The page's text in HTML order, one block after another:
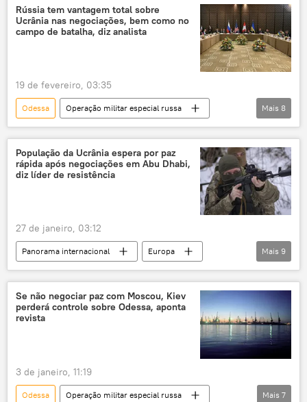
Ucrânia
Sputnik YouTube
Rússia tem vantagem total sobre
Ucrânia nas negociações, bem como no
campo de batalha, diz analista
19 de fevereiro, 03:35
Odessa
Operação militar especial russa
Rússia
Larry Johnson
Vladimir Medinsky
Ucrânia
Federação da Rússia
Mais 8
População da Ucrânia espera por paz
rápida após negociações em Abu Dhabi,
diz líder de resistência
27 de janeiro, 03:12
Panorama internacional
Europa
Rússia
Vladimir Zelensky
Abu Dhabi
Ucrânia
Kiev
Forças Armadas da Ucrânia
negociações
operação militar especial
Mais 9
Se não negociar paz com Moscou, Kiev
perderá controle sobre Odessa, aponta
revista
3 de janeiro, 11:19
Odessa
Operação militar especial russa
Mais 7